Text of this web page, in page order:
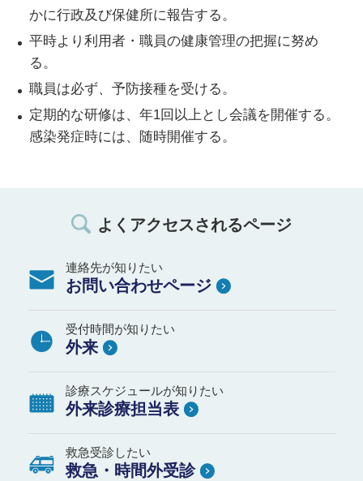
かに行政及び保健所に報告する。
平時より利用者・職員の健康管理の把握に努め
る。
職員は必ず、予防接種を受ける。
定期的な研修は、年1回以上とし会議を開催する。
感染発症時には、随時開催する。
よくアクセスされるページ
連絡先が知りたい
お問い合わせページ
受付時間が知りたい
外来
診療スケジュールが知りたい
外来診療担当表
救急受診したい
救急・時間外受診